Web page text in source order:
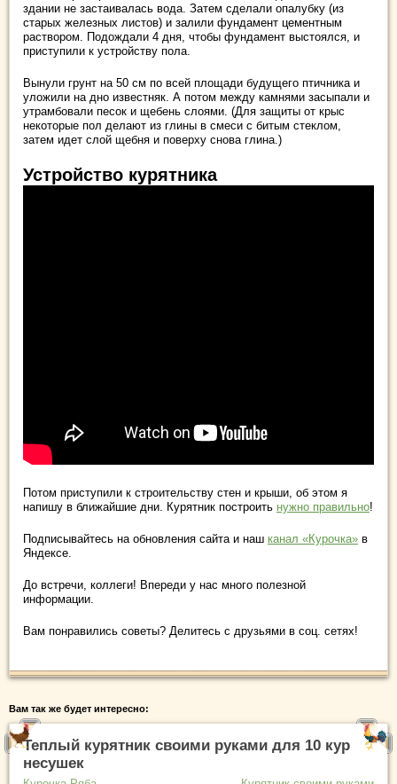
здании не застаивалась вода. Затем сделали опалубку (из
старых железных листов) и залили фундамент цементным
раствором. Подождали 4 дня, чтобы фундамент выстоялся, и
приступили к устройству пола.
Вынули грунт на 50 см по всей площади будущего птичника и
уложили на дно известняк. А потом между камнями засыпали и
утрамбовали песок и щебень слоями. (Для защиты от крыс
некоторые пол делают из глины в смеси с битым стеклом,
затем идет слой щебня и поверху снова глина.)
Устройство курятника
Потом приступили к строительству стен и крыши, об этом я
напишу в ближайшие дни. Курятник построить нужно правильно!
Подписывайтесь на обновления сайта и наш канал «Курочка» в
Яндексе.
До встречи, коллеги! Впереди у нас много полезной
информации.
Вам понравились советы? Делитесь с друзьями в соц. сетях!
Вам так же будет интересно:
Теплый курятник своими руками для 10 кур
несушек